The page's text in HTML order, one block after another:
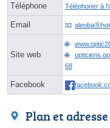
Téléphone Téléphoner à
Email
Site web
68
Facebook
Plan et adresse